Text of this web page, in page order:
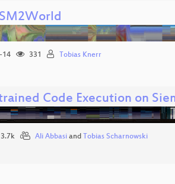
14 331 Tobias Knerr
Code Execution on
3.7k Ali Abbasiand Tobias Scharnowski